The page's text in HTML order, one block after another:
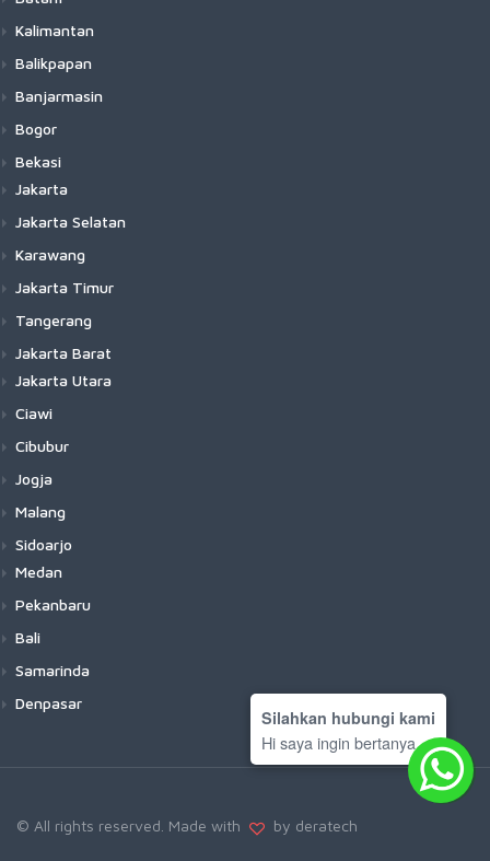
Kalimantan
Balikpapan
Banjarmasin
Bogor
Bekasi
Jakarta
Jakarta Selatan
Karawang
Jakarta Timur
Tangerang
Jakarta Barat
Jakarta Utara
Ciawi
Cibubur
Jogja
Malang
Sidoarjo
Medan
Pekanbaru
Bali
Samarinda
Denpasar
© All rights reserved. Made with by deratech
Silahkan hubungi kami
Hi saya ingin bertanya